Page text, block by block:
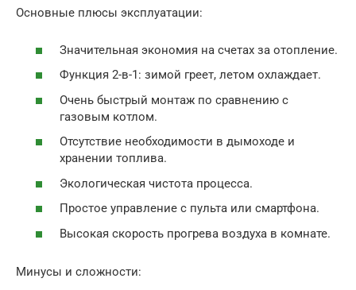
Основные плюсы эксплуатации:
Значительная экономия на счетах за отопление.
Функция 2-в-1: зимой греет, летом охлаждает.
Очень быстрый монтаж по сравнению с
газовым котлом.
Отсутствие необходимости в дымоходе и
хранении топлива.
Экологическая чистота процесса.
Простое управление с пульта или смартфона.
Высокая скорость прогрева воздуха в комнате.
Минусы и сложности: